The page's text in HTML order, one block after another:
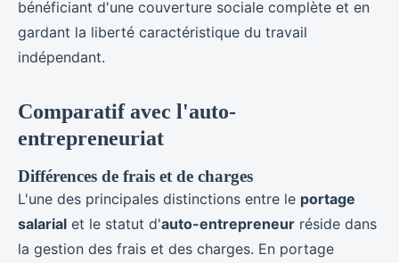
bénéficiant d'une couverture sociale complète et en
gardant la liberté caractéristique du travail
indépendant.
Comparatif avec l'auto-
entrepreneuriat
Différences de frais et de charges
L'une des principales distinctions entre le portage
salarial et le statut d'auto-entrepreneur réside dans
la gestion des frais et des charges. En portage